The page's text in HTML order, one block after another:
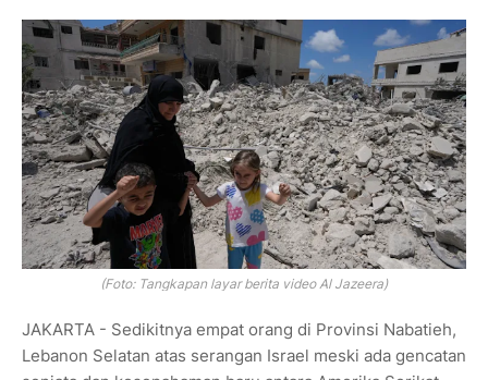
(Foto: Tangkapan layar berita video Al Jazeera)
JAKARTA - Sedikitnya empat orang di Provinsi Nabatieh,
Lebanon Selatan atas serangan Israel meski ada gencatan